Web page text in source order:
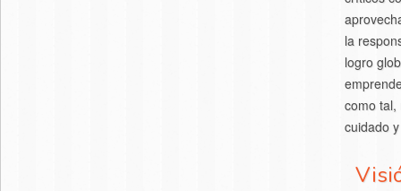
la
logro
como tal,
cuidado